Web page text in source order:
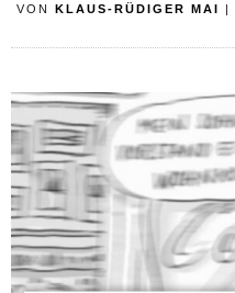
VON KLAUS-RÜDIGER MAI |